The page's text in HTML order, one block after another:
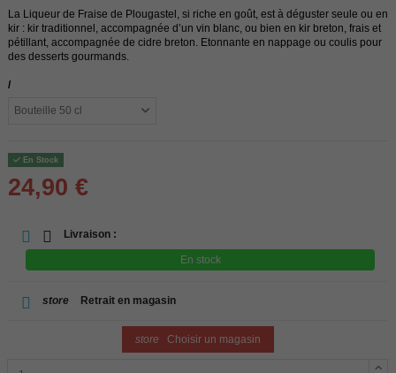
La Liqueur de Fraise de Plougastel, si riche en goût, est à déguster seule ou en
kir : kir traditionnel, accompagnée d’un vin blanc, ou bien en kir breton, frais et
pétillant, accompagnée de cidre breton. Etonnante en nappage ou coulis pour
des desserts gourmands.
/
En Stock
24,90 €
Livraison :
En stock
store Retrait en magasin
store Choisir un magasin